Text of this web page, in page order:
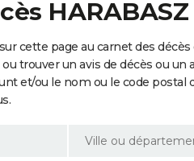
HARABASZ
cette page au carnet des décès
trouver un avis de décès ou un
et/ou le nom ou le code